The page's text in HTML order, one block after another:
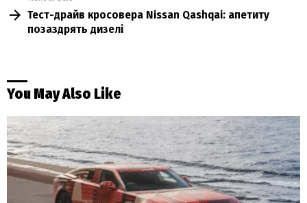
Тест-драйв кросовера Nissan Qashqai: апетиту
позаздрять дизелі
You May Also Like